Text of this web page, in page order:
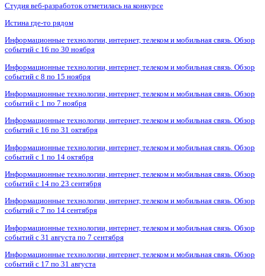
Студия веб-разработок отметилась на конкурсе
Истина где-то рядом
Информационные технологии, интернет, телеком и мобильная связь. Обзор
событий с 16 по 30 ноября
Информационные технологии, интернет, телеком и мобильная связь. Обзор
событий с 8 по 15 ноября
Информационные технологии, интернет, телеком и мобильная связь. Обзор
событий с 1 по 7 ноября
Информационные технологии, интернет, телеком и мобильная связь. Обзор
событий с 16 по 31 октября
Информационные технологии, интернет, телеком и мобильная связь. Обзор
событий с 1 по 14 октября
Информационные технологии, интернет, телеком и мобильная связь. Обзор
событий с 14 по 23 сентября
Информационные технологии, интернет, телеком и мобильная связь. Обзор
событий с 7 по 14 сентября
Информационные технологии, интернет, телеком и мобильная связь. Обзор
событий с 31 августа по 7 сентября
Информационные технологии, интернет, телеком и мобильная связь. Обзор
событий с 17 по 31 августа